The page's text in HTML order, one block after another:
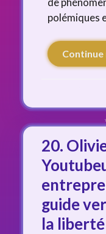
polémiques
20.
guide
la